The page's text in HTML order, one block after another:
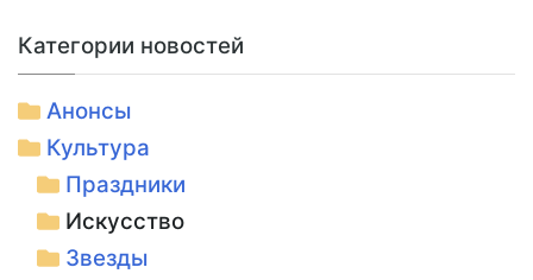
Категории новостей
Анонсы
Культура
Праздники
Искусство
Звезды